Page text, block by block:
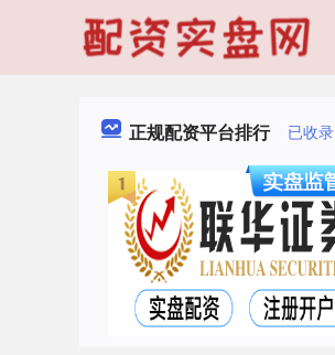
正规配资平台排行 已收录